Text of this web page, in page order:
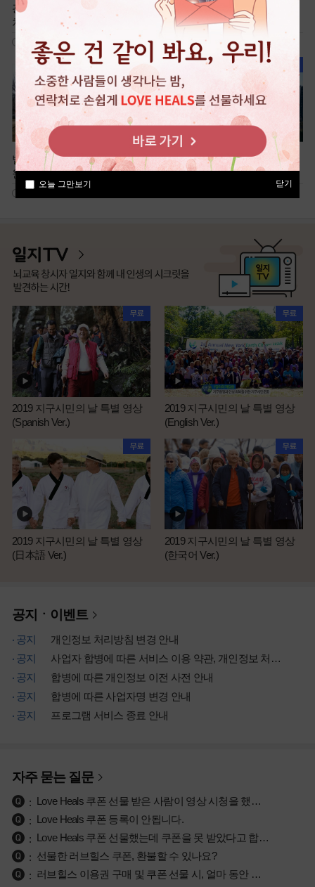
오늘 그만보기 닫기
광명 가득 햇살을 머금은 휴식
처, 광명새빛공원
600
국내 최대 해상 케이블카, 전곡
항
944
빌딩 숲 속 전통정원, 미추홀공
원
여유로운 신도시 산책, 청계중
앙공원
2019 지구시민의 날 특별 영상
(Spanish Ver.)
2019 지구시민의 날 특별 영상
(English Ver.)
2019 지구시민의 날 특별 영상
(日本語 Ver.)
2019 지구시민의 날 특별 영상
(한국어 Ver.)
공지ㆍ이벤트
공지
개인정보 처리방침 변경 안내
공지
사업자 합병에 따른 서비스 이용 약관, 개인정보 처리방침 개정 안내
공지
합병에 따른 개인정보 이전 사전 안내
공지
합병에 따른 사업자명 변경 안내
공지
프로그램 서비스 종료 안내
자주 묻는 질문
Love Heals 쿠폰 선물 받은 사람이 영상 시청을 했는지 궁금합니다.
Love Heals 쿠폰 등록이 안됩니다.
Love Heals 쿠폰 선물했는데 쿠폰을 못 받았다고 합니다.
선물한 러브힐스 쿠폰, 환불할 수 있나요?
러브힐스 이용권 구매 및 쿠폰 선물 시, 얼마 동안 시청이 가능한가요?